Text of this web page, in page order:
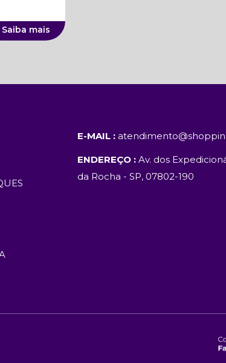
Saiba mais
E-MAIL :
ENDEREÇO : Av. dos
da Rocha - SP, 07802-190